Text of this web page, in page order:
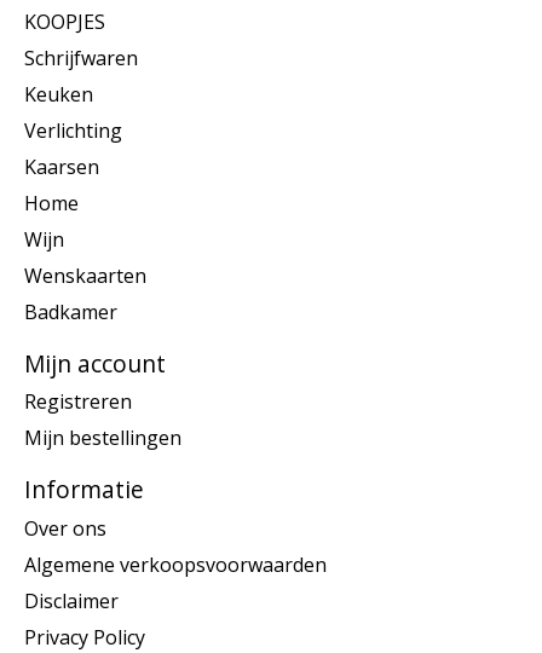
KOOPJES
Schrijfwaren
Keuken
Verlichting
Kaarsen
Home
Wijn
Wenskaarten
Badkamer
Mijn account
Registreren
Mijn bestellingen
Informatie
Over ons
Algemene verkoopsvoorwaarden
Disclaimer
Privacy Policy